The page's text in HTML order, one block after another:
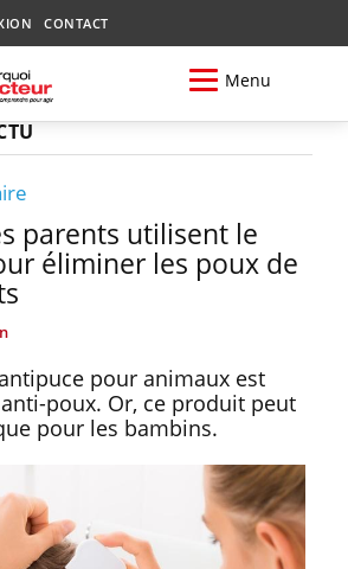
CONTACT
Menu
parents utilisent le
éliminer les poux de
pour animaux est
poux. Or, ce produit peut
pour les bambins.